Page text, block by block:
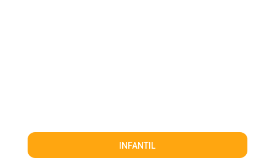
INFANTIL